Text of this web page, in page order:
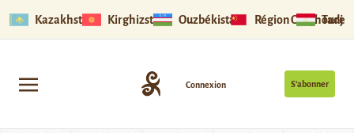
Kazakhstan Kirghizstan Ouzbékistan Région Ouïghoure
S’abonner
Connexion